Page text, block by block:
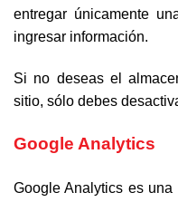
entregar únicamente
ingresar información.
Si no deseas el
sitio, sólo debes
Google Analytics
Google Analytics es